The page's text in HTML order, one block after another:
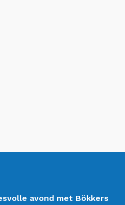
avond met Bökkers